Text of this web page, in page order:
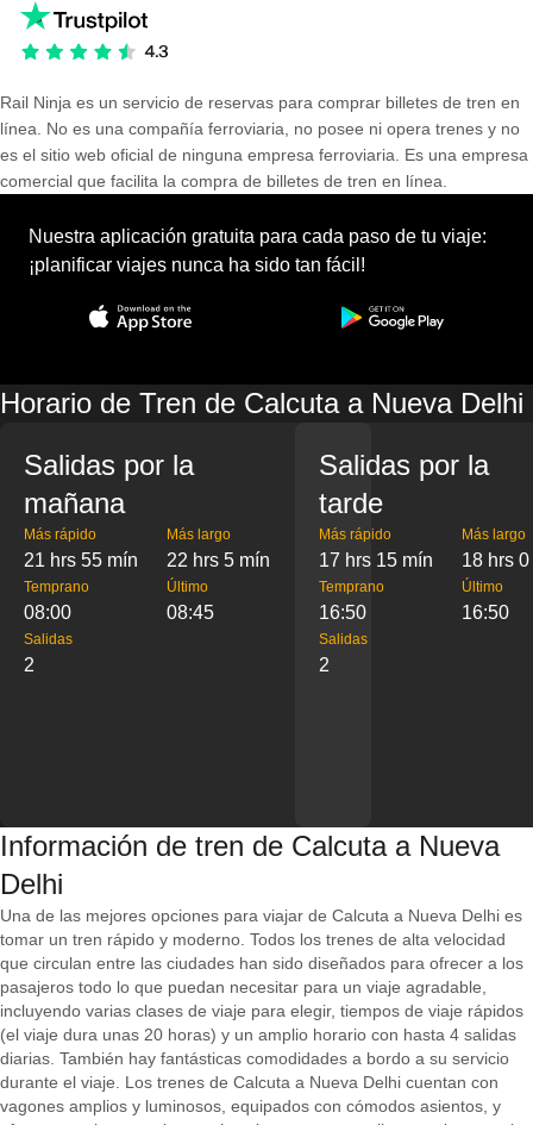
Rail Ninja es un servicio de reservas para comprar billetes de tren en
línea. No es una compañía ferroviaria, no posee ni opera trenes y no
es el sitio web oficial de ninguna empresa ferroviaria. Es una empresa
comercial que facilita la compra de billetes de tren en línea.
Nuestra aplicación gratuita para cada paso de tu viaje:
¡planificar viajes nunca ha sido tan fácil!
Horario de Tren de Calcuta a Nueva Delhi
Salidas por la
mañana
Más rápido
21 hrs 55 mín
Más largo
22 hrs 5 mín
Temprano
08:00
Último
08:45
Salidas
2
Salidas por la
tarde
Más rápido
17 hrs 15 mín
Más largo
18 hrs
Temprano
16:50
Último
16:50
Salidas
2
Información de tren de Calcuta a Nueva
Delhi
Una de las mejores opciones para viajar de Calcuta a Nueva Delhi es
tomar un tren rápido y moderno. Todos los trenes de alta velocidad
que circulan entre las ciudades han sido diseñados para ofrecer a los
pasajeros todo lo que puedan necesitar para un viaje agradable,
incluyendo varias clases de viaje para elegir, tiempos de viaje rápidos
(el viaje dura unas 20 horas) y un amplio horario con hasta 4 salidas
diarias. También hay fantásticas comodidades a bordo a su servicio
durante el viaje. Los trenes de Calcuta a Nueva Delhi cuentan con
vagones amplios y luminosos, equipados con cómodos asientos, y